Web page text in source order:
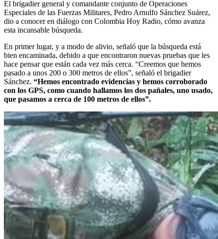
El brigadier general y comandante conjunto de Operaciones
Especiales de las Fuerzas Militares, Pedro Arnulfo Sánchez Suárez,
dio a conocer en diálogo con Colombia Hoy Radio, cómo avanza
esta incansable búsqueda.
En primer lugar, y a modo de alivio, señaló que la búsqueda está
bien encaminada, debido a que encontraron nuevas pruebas que les
hace pensar que están cada vez más cerca. “Creemos que hemos
pasado a unos 200 o 300 metros de ellos”, señaló el brigadier
Sánchez. “Hemos encontrado evidencias y hemos corroborado
con los GPS, como cuando hallamos los dos pañales, uno usado,
que pasamos a cerca de 100 metros de ellos”.